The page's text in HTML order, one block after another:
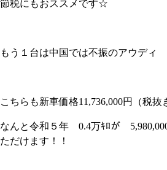
節税にもおススメです☆
もう１台は中国では不振のアウディ
こちらも新車価格11,736,000円（税抜
なんと令和５年 0.4万ｷﾛが
ただけます！！